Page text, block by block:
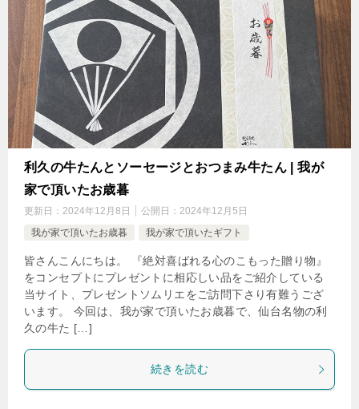
利久の牛たんとソーセージとおつまみ牛たん | 我が
家で頂いたお歳暮
更新日： 2024年12月8日 公開日： 2024年12月5日
我が家で頂いたお歳暮
我が家で頂いたギフト
皆さんこんにちは。 『絶対喜ばれる心のこもった贈り物』
をコンセプトにプレゼントに相応しい品をご紹介している
当サイト、プレゼントソムリエをご訪問下さり有難うござ
います。 今回は、我が家で頂いたお歳暮で、仙台名物の利
久の牛た […]
続きを読む